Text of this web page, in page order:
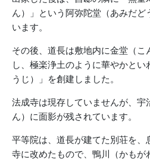
ん）」という阿弥陀堂（あみだど
います。
その後、道長は敷地内に金堂（
し、極楽浄土のように華やかとい
うじ）」を創建しました。
法成寺は現存していませんが、宇
ん）に面影が残されています。
平等院は、道長が建てた別荘を、
寺に改めたもので、鴨川（かもが